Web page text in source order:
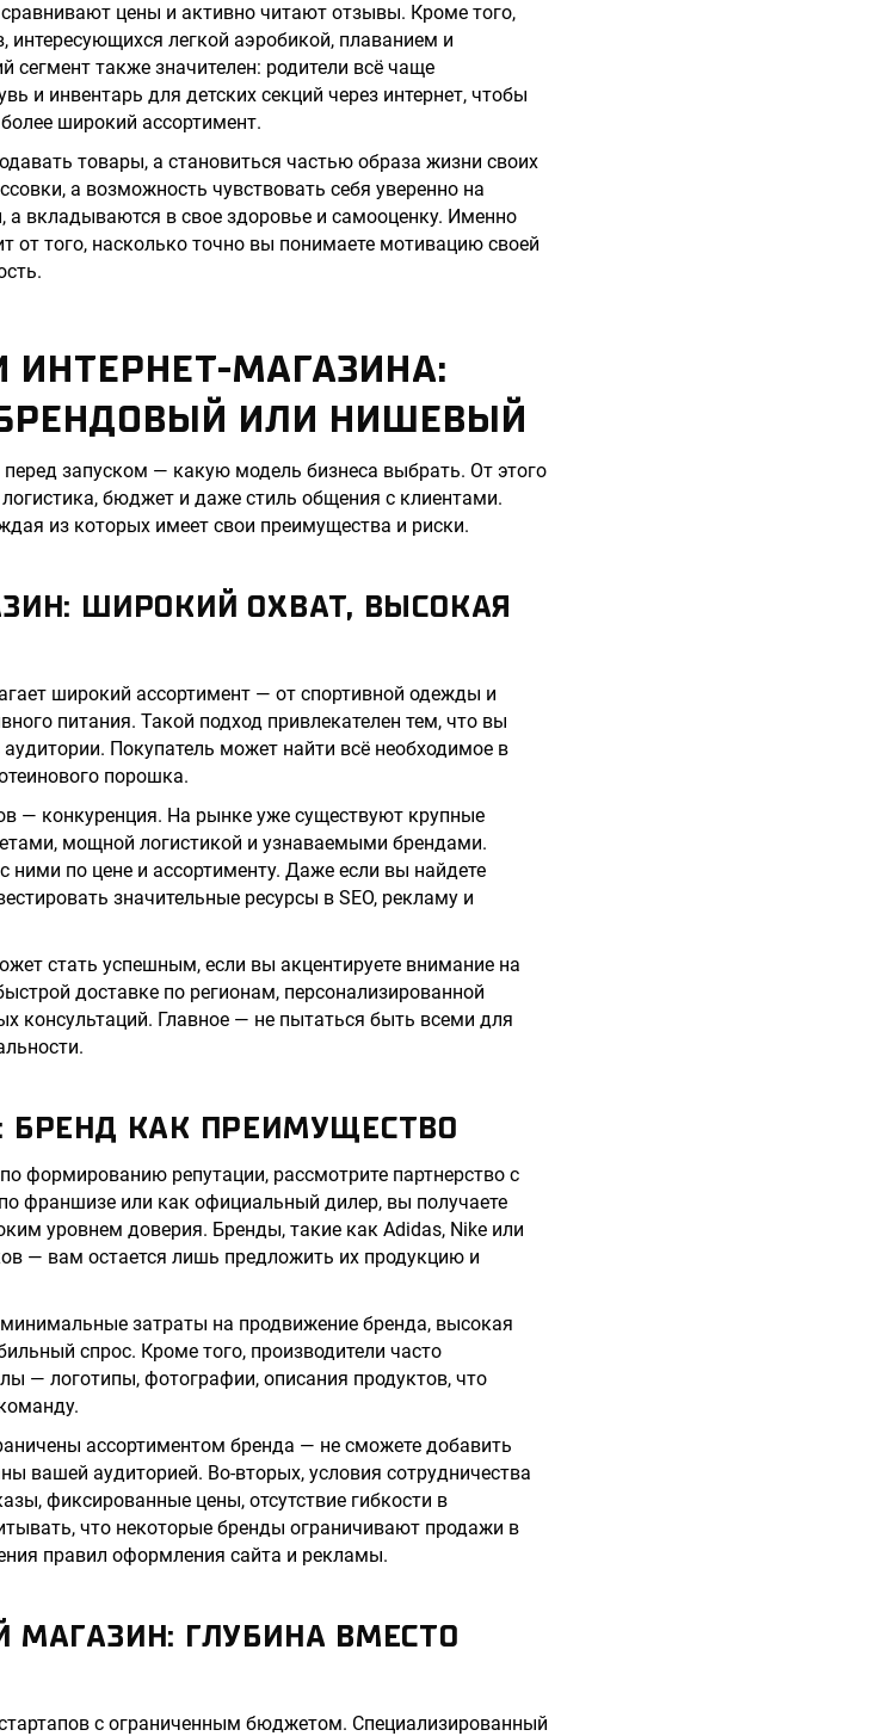
цены и активно читают отзывы. Кроме того,
интересующихся легкой аэробикой, плаванием и
сегмент также значителен: родители всё чаще
и инвентарь для детских секций через интернет, чтобы
широкий ассортимент.
товары, а становиться частью образа жизни своих
а возможность чувствовать себя уверенно на
а вкладываются в свое здоровье и самооценку. Именно
от того, насколько точно вы понимаете мотивацию своей
МАГАЗИНА:
ИЛИ НИШЕВЫЙ
запуском — какую модель бизнеса выбрать. От этого
бюджет и даже стиль общения с клиентами.
из которых имеет свои преимущества и риски.
ШИРОКИЙ ОХВАТ, ВЫСОКАЯ
широкий ассортимент — от спортивной одежды и
питания. Такой подход привлекателен тем, что вы
Покупатель может найти всё необходимое в
порошка.
— конкуренция. На рынке уже существуют крупные
мощной логистикой и узнаваемыми брендами.
по цене и ассортименту. Даже если вы найдете
значительные ресурсы в SEO, рекламу и
стать успешным, если вы акцентируете внимание на
доставке по регионам, персонализированной
консультаций. Главное — не пытаться быть всеми для
КАК ПРЕИМУЩЕСТВО
формированию репутации, рассмотрите партнерство с
франшизе или как официальный дилер, вы получаете
уровнем доверия. Бренды, такие как Adidas, Nike или
— вам остается лишь предложить их продукцию и
затраты на продвижение бренда, высокая
спрос. Кроме того, производители часто
— логотипы, фотографии, описания продуктов, что
ассортиментом бренда — не сможете добавить
вашей аудиторией. Во-вторых, условия сотрудничества
фиксированные цены, отсутствие гибкости в
что некоторые бренды ограничивают продажи в
правил оформления сайта и рекламы.
ГЛУБИНА ВМЕСТО
с ограниченным бюджетом. Специализированный